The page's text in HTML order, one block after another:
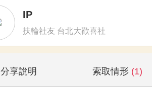
IP
扶輪社友 台北大歡喜社
分享說明 索取情形 (1)